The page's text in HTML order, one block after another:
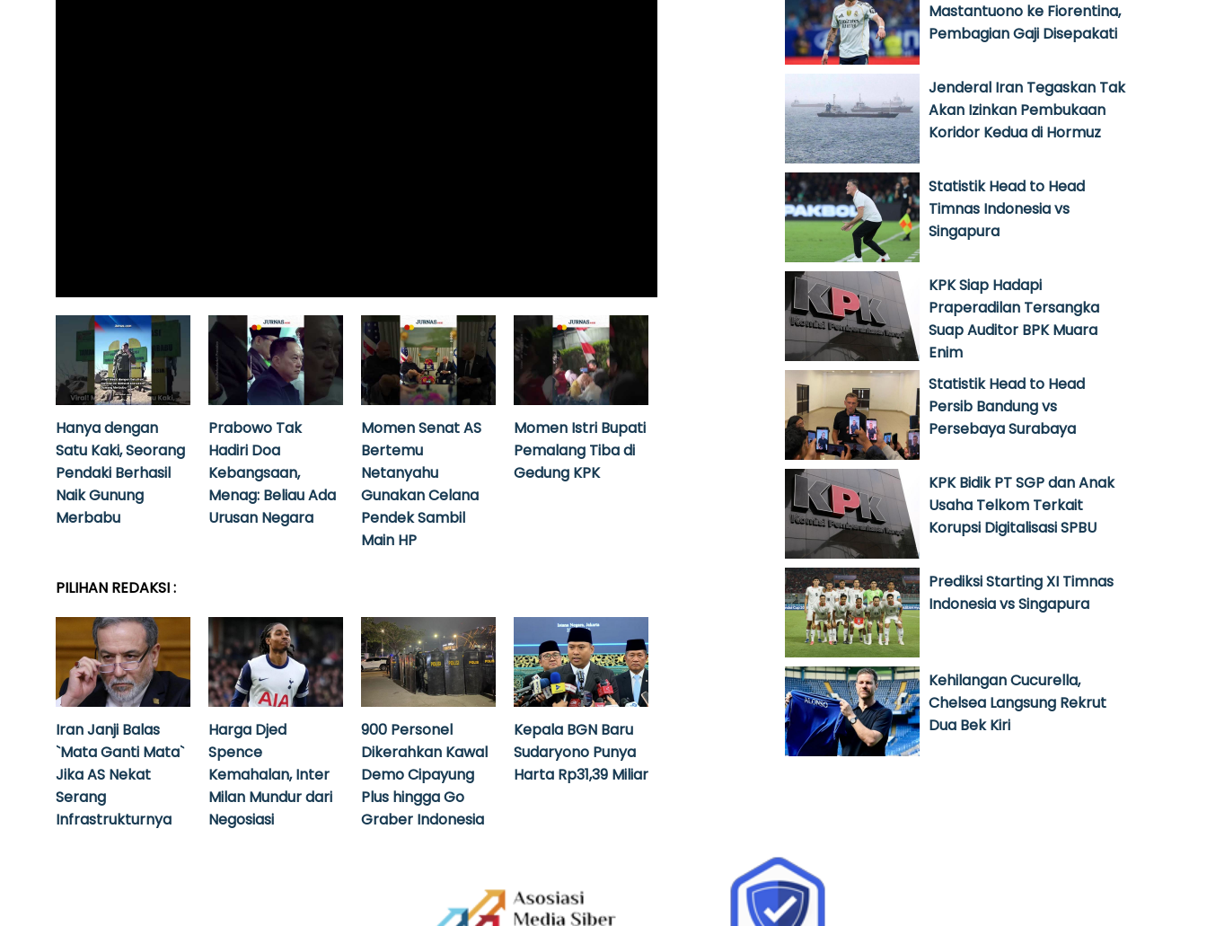
Hanya dengan
Satu Kaki, Seorang
Pendaki Berhasil
Naik Gunung
Merbabu
Prabowo Tak
Hadiri Doa
Kebangsaan,
Menag: Beliau Ada
Urusan Negara
Momen Senat AS
Bertemu
Netanyahu
Gunakan Celana
Pendek Sambil
Main HP
Momen Istri Bupati
Pemalang Tiba di
Gedung KPK
PILIHAN REDAKSI :
Iran Janji Balas
`Mata Ganti Mata`
Jika AS Nekat
Serang
Infrastrukturnya
Harga Djed
Spence
Kemahalan, Inter
Milan Mundur dari
Negosiasi
900 Personel
Dikerahkan Kawal
Demo Cipayung
Plus hingga Go
Graber Indonesia
Kepala BGN Baru
Sudaryono Punya
Harta Rp31,39 Miliar
Mastantuono ke Fiorentina,
Pembagian Gaji Disepakati
Jenderal Iran Tegaskan Tak
Akan Izinkan Pembukaan
Koridor Kedua di Hormuz
Statistik Head to Head
Timnas Indonesia vs
Singapura
KPK Siap Hadapi
Praperadilan Tersangka
Suap Auditor BPK Muara
Enim
Statistik Head to Head
Persib Bandung vs
Persebaya Surabaya
KPK Bidik PT SGP dan Anak
Usaha Telkom Terkait
Korupsi Digitalisasi SPBU
Prediksi Starting XI Timnas
Indonesia vs Singapura
Kehilangan Cucurella,
Chelsea Langsung Rekrut
Dua Bek Kiri